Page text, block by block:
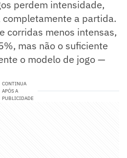
perdem intensidade,
completamente a partida.
corridas menos intensas,
mas não o suficiente
o modelo de jogo —
CONTINUA
APÓS A
PUBLICIDADE